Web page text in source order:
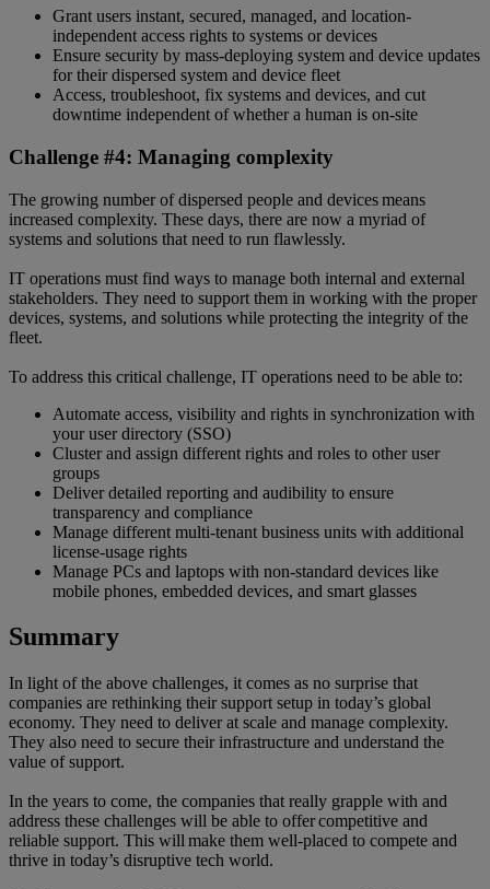
Grant users instant, secured, managed, and location-
independent access rights to systems or devices
Ensure security by mass-deploying system and device updates
for their dispersed system and device fleet
Access, troubleshoot, fix systems and devices, and cut
downtime independent of whether a human is on-site
Challenge #4: Managing complexity
The growing number of dispersed people and devices means
increased complexity. These days, there are now a myriad of
systems and solutions that need to run flawlessly.
IT operations must find ways to manage both internal and external
stakeholders. They need to support them in working with the proper
devices, systems, and solutions while protecting the integrity of the
fleet.
To address this critical challenge, IT operations need to be able to:
Automate access, visibility and rights in synchronization with
your user directory (SSO)
Cluster and assign different rights and roles to other user
groups
Deliver detailed reporting and audibility to ensure
transparency and compliance
Manage different multi-tenant business units with additional
license-usage rights
Manage PCs and laptops with non-standard devices like
mobile phones, embedded devices, and smart glasses
Summary
In light of the above challenges, it comes as no surprise that
companies are rethinking their support setup in today’s global
economy. They need to deliver at scale and manage complexity.
They also need to secure their infrastructure and understand the
value of support.
In the years to come, the companies that really grapple with and
address these challenges will be able to offer competitive and
reliable support. This will make them well-placed to compete and
thrive in today’s disruptive tech world.